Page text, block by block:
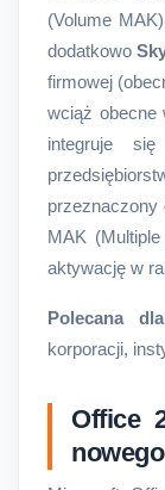
(Volume
dodatkowo
firmowej
wciąż obecne
integruje
przeznaczony
MAK
aktywację w
Polecana
korporacji,
Office